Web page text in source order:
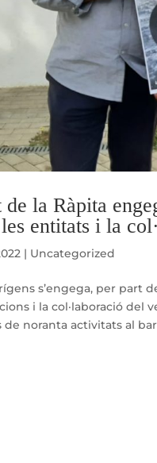
la Ràpita
entitats i la
| Uncategorized
s’engega, per part
i la col·laboració
noranta activitats al